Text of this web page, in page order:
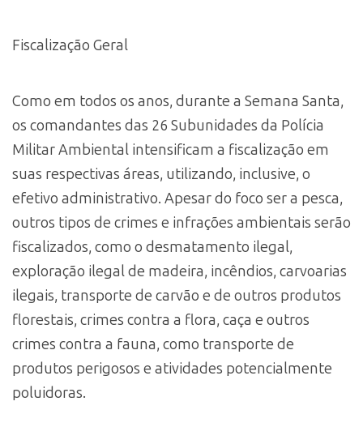
Fiscalização Geral
Como em todos os anos, durante a Semana Santa,
os comandantes das 26 Subunidades da Polícia
Militar Ambiental intensificam a fiscalização em
suas respectivas áreas, utilizando, inclusive, o
efetivo administrativo. Apesar do foco ser a pesca,
outros tipos de crimes e infrações ambientais serão
fiscalizados, como o desmatamento ilegal,
exploração ilegal de madeira, incêndios, carvoarias
ilegais, transporte de carvão e de outros produtos
florestais, crimes contra a flora, caça e outros
crimes contra a fauna, como transporte de
produtos perigosos e atividades potencialmente
poluidoras.